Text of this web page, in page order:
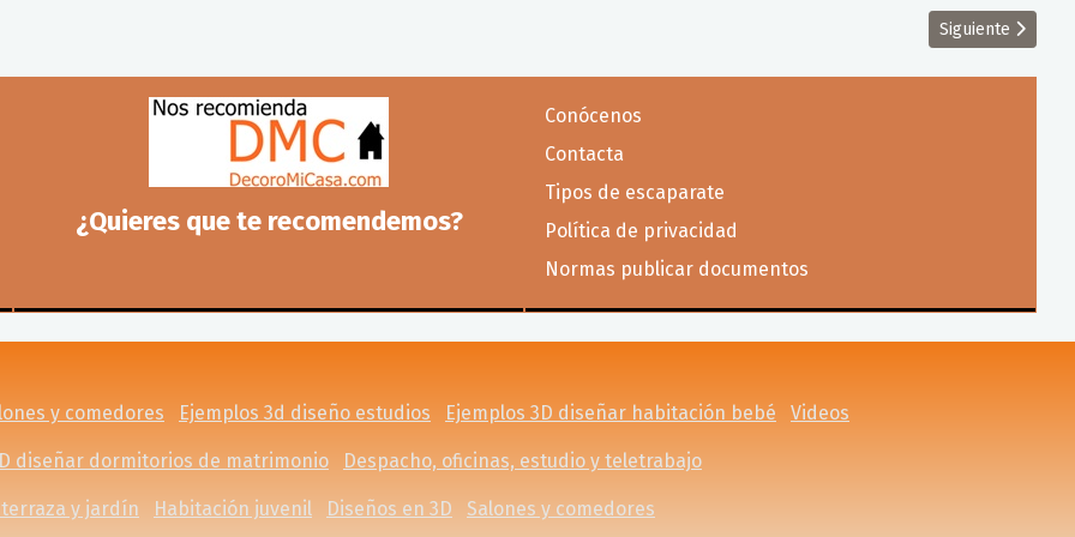
Artículo
Siguiente
¿Quieres que te recomendemos?
Conócenos
Contacta
Tipos de escaparate
Política de privacidad
Normas publicar documentos
y comedores Ejemplos 3d diseño estudios Ejemplos 3D diseñar habitación bebé Videos
diseñar dormitorios de matrimonio Despacho, oficinas, estudio y teletrabajo
y jardín Habitación juvenil Diseños en 3D Salones y comedores